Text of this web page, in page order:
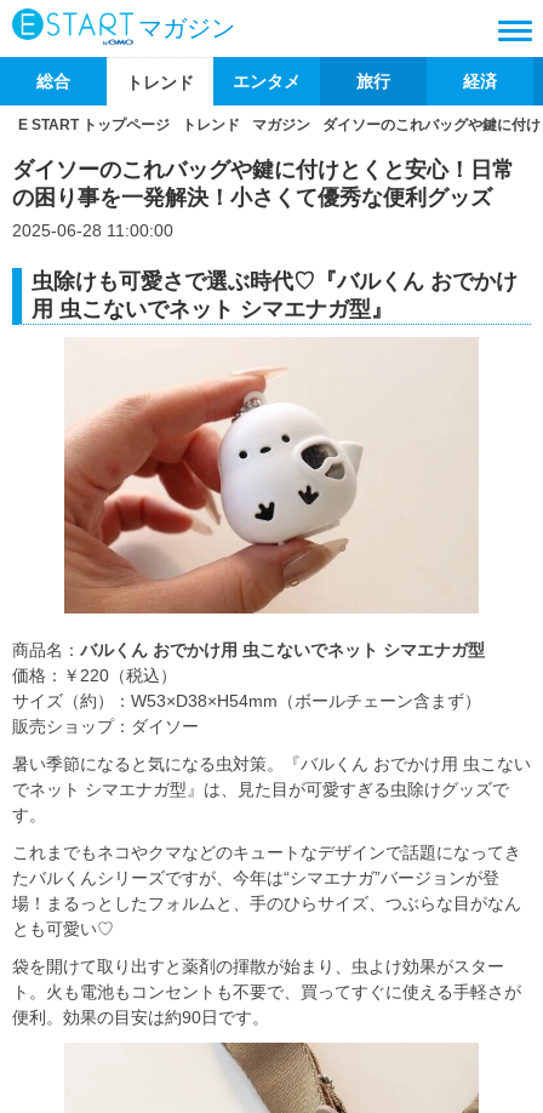
マガジン
総合 トレンド エンタメ 旅行 経済
E START トップページ トレンド マガジン ダイソーのこれバッグや鍵に付
ダイソーのこれバッグや鍵に付けとくと安心！日常
の困り事を一発解決！小さくて優秀な便利グッズ
2025-06-28 11:00:00
虫除けも可愛さで選ぶ時代♡『バルくん おでかけ
用 虫こないでネット シマエナガ型』
商品名： バルくん おでかけ用 虫こないでネット シマエナガ型
価格：￥220（税込）
サイズ（約）：W53×D38×H54mm（ボールチェーン含まず）
販売ショップ：ダイソー
暑い季節になると気になる虫対策。『バルくん おでかけ用 虫こない
でネット シマエナガ型』は、見た目が可愛すぎる虫除けグッズで
す。
これまでもネコやクマなどのキュートなデザインで話題になってき
たバルくんシリーズですが、今年は“シマエナガ”バージョンが登
場！まるっとしたフォルムと、手のひらサイズ、つぶらな目がなん
とも可愛い♡
袋を開けて取り出すと薬剤の揮散が始まり、虫よけ効果がスター
ト。火も電池もコンセントも不要で、買ってすぐに使える手軽さが
便利。効果の目安は約90日です。